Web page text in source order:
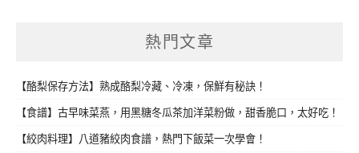
熱門文章
【酪梨保存方法】熟成酪梨冷藏、冷凍，保鮮有秘訣！
【食譜】古早味菜燕，用黑糖冬瓜茶加洋菜粉做，甜香脆口，太好吃！
【絞肉料理】八道豬絞肉食譜，熱門下飯菜一次學會！